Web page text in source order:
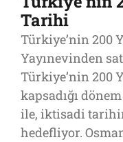
Tarihi
Türkiye’nin 200
Yayınevinden
Türkiye’nin 200
kapsadığı
ile, iktisadi
hedefliyor.